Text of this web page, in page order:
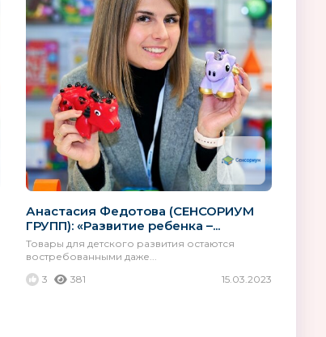
Анастасия Федотова (СЕНСОРИУМ
ГРУПП): «Развитие ребенка –...
Товары для детского развития остаются
востребованными даже...
3
381 15.03.2023